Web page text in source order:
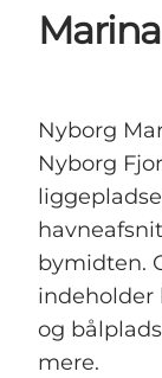
Det sker i
Sprogø
Book &
Marina
Nyborg
Nyborg
bymidten.
indeholder
og
mere.